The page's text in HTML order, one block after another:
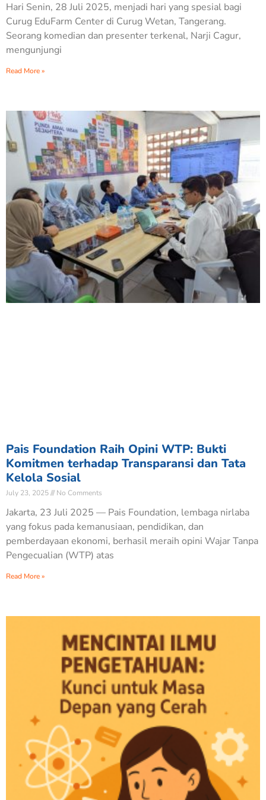
Hari Senin, 28 Juli 2025, menjadi hari yang spesial bagi
Curug EduFarm Center di Curug Wetan, Tangerang.
Seorang komedian dan presenter terkenal, Narji Cagur,
mengunjungi
Read More »
Pais Foundation Raih Opini WTP: Bukti
Komitmen terhadap Transparansi dan Tata
Kelola Sosial
July 23, 2025 No Comments
Jakarta, 23 Juli 2025 — Pais Foundation, lembaga nirlaba
yang fokus pada kemanusiaan, pendidikan, dan
pemberdayaan ekonomi, berhasil meraih opini Wajar Tanpa
Pengecualian (WTP) atas
Read More »